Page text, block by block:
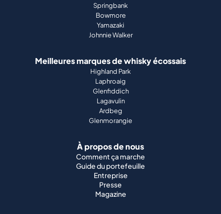
Springbank
Bowmore
Yamazaki
Johnnie Walker
Meilleures marques de whisky écossais
Highland Park
Laphroaig
Glenfiddich
Lagavulin
Ardbeg
Glenmorangie
À propos de nous
Comment ça marche
Guide du portefeuille
Entreprise
Presse
Magazine